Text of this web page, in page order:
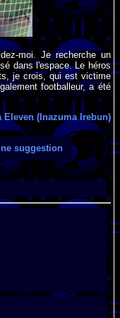
moi. Je recherche un
dans l'espace. Le héros
je crois, qui est victime
footballeur, a été
Eleven (Inazuma Irebun)
suggestion